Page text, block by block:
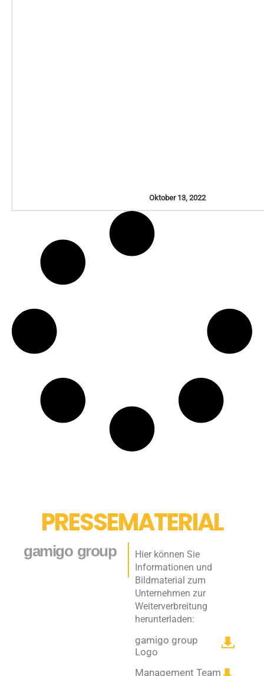
Oktober 13, 2022
PRESSEMATERIAL
gamigo group
Hier können Sie
Informationen und
Bildmaterial zum
Unternehmen zur
Weiterverbreitung
herunterladen:
gamigo group
Logo
Management Team